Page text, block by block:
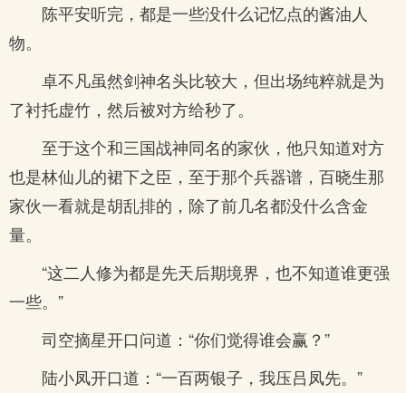
陈平安听完，都是一些没什么记忆点的酱油人
物。
卓不凡虽然剑神名头比较大，但出场纯粹就是为
了衬托虚竹，然后被对方给秒了。
至于这个和三国战神同名的家伙，他只知道对方
也是林仙儿的裙下之臣，至于那个兵器谱，百晓生那
家伙一看就是胡乱排的，除了前几名都没什么含金
量。
“这二人修为都是先天后期境界，也不知道谁更强
一些。”
司空摘星开口问道：“你们觉得谁会赢？”
陆小凤开口道：“一百两银子，我压吕凤先。”